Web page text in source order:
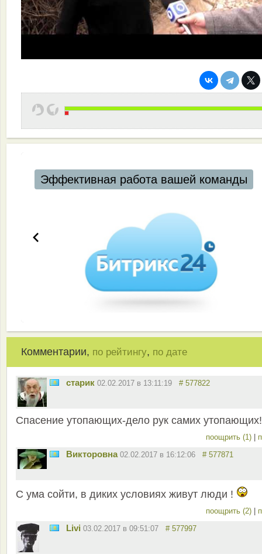
Эффективная работа вашей команды
Комментарии, по рейтингу, по дате
старик 02.02.2017 в 13:11:19 # 577822
Спасение утопающих-дело рук самих утопающих!
поощрить (1) |
Викторовна 02.02.2017 в 16:12:06 # 577871
С ума сойти, в диких условиях живут люди !
поощрить (2) |
Livi 03.02.2017 в 09:51:07 # 577997